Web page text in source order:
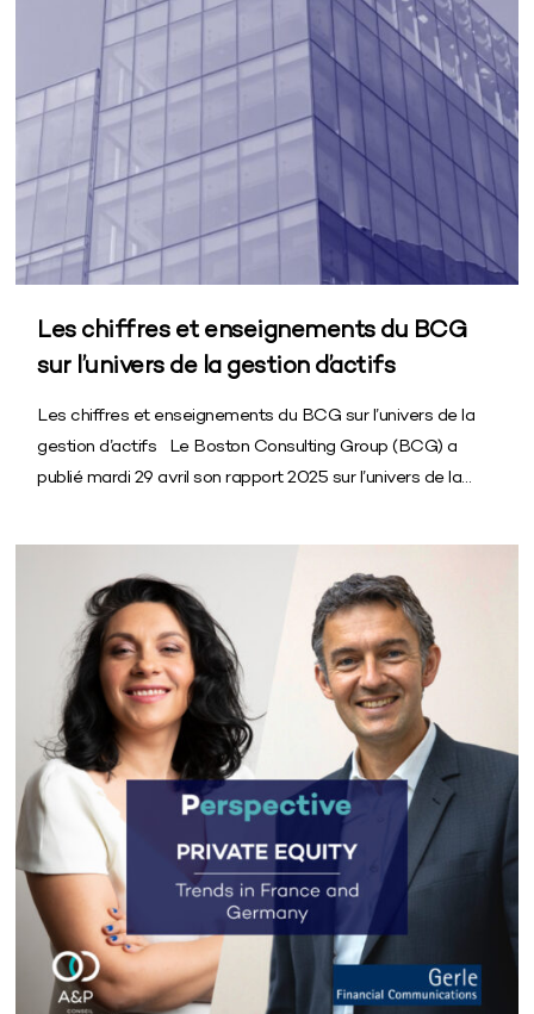
Les chiffres et enseignements du BCG
sur l’univers de la gestion d’actifs
Les chiffres et enseignements du BCG sur l’univers de la
gestion d’actifs Le Boston Consulting Group (BCG) a
publié mardi 29 avril son rapport 2025 sur l’univers de la…